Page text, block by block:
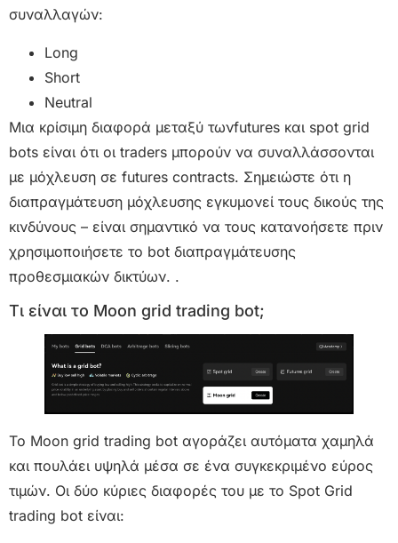
συναλλαγών:
Long
Short
Neutral
Μια κρίσιμη διαφορά μεταξύ τωνfutures και spot grid
bots είναι ότι οι traders μπορούν να συναλλάσσονται
με μόχλευση σε futures contracts. Σημειώστε ότι η
διαπραγμάτευση μόχλευσης εγκυμονεί τους δικούς της
κινδύνους – είναι σημαντικό να τους κατανοήσετε πριν
χρησιμοποιήσετε το bot διαπραγμάτευσης
προθεσμιακών δικτύων. .
Τι είναι το Moon grid trading bot;
Το Moon grid trading bot αγοράζει αυτόματα χαμηλά
και πουλάει υψηλά μέσα σε ένα συγκεκριμένο εύρος
τιμών. Οι δύο κύριες διαφορές του με το Spot Grid
trading bot είναι: